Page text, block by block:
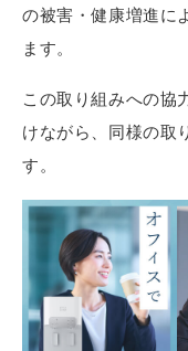
の被害・健康増進に
ます。
この取り組みへの協
けながら、同様の取
す。